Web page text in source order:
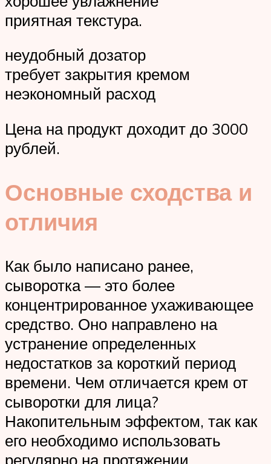
приятная текстура.
неудобный дозатор
требует закрытия кремом
неэкономный расход
Цена на продукт доходит до 3000
рублей.
Основные сходства и
отличия
Как было написано ранее,
сыворотка — это более
концентрированное ухаживающее
средство. Оно направлено на
устранение определенных
недостатков за короткий период
времени. Чем отличается крем от
сыворотки для лица?
Накопительным эффектом, так как
его необходимо использовать
регулярно на протяжении